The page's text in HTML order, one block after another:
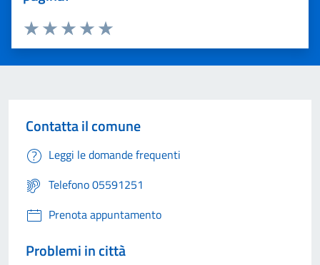
Valuta 5 stelle su 5
Valuta 4 stelle su 5
Valuta 3 stelle su 5
Valuta 2 stelle su 5
Valuta 1 stelle su 5
Contatta il comune
Leggi le domande frequenti
Telefono 05591251
Prenota appuntamento
Problemi in città